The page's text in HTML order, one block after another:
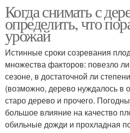
Когда снимать с
определить, что
урожай
Истинные сроки созревания
множества факторов: повезло
сезоне, в достаточной ли
(возможно, дерево нуждалось в
старо дерево и прочего.
большое влияние на качество
обильные дожди и прохладная